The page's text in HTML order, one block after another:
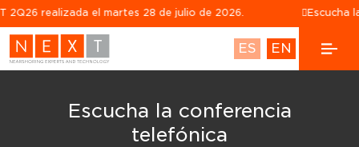
realizada el martes 28 de julio de 2026. Escucha la
ES EN
Escucha la conferencia
telefónica